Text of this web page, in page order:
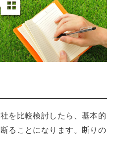
を比較検討したら、基本的
ることになります。断りの